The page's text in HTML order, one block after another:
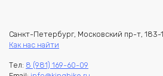
Санкт-Петербург, Московский пр-т, 183-
Как нас найти
Тел: 8 (981) 169-60-09